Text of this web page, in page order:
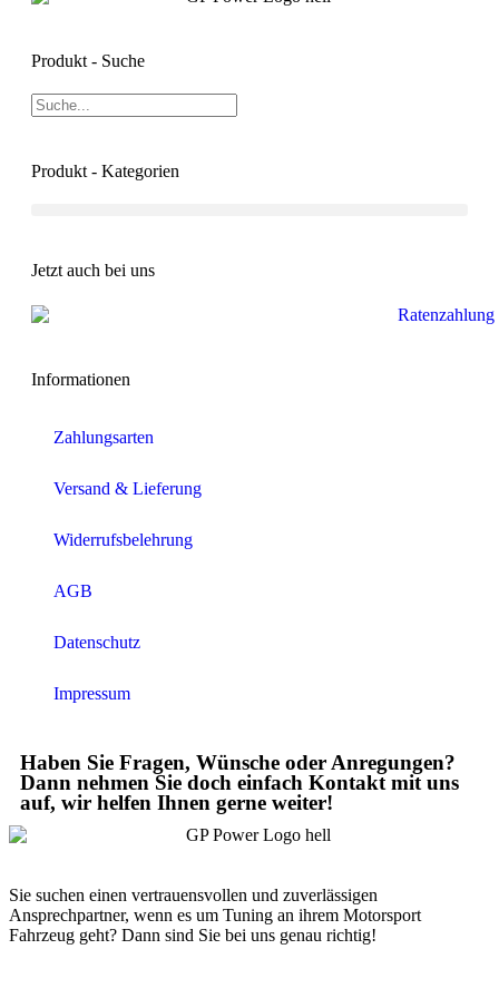
Produkt - Suche
Produkt - Kategorien
Jetzt auch bei uns
Informationen
Zahlungsarten
Versand & Lieferung
Widerrufsbelehrung
AGB
Datenschutz
Impressum
Haben Sie Fragen, Wünsche oder Anregungen?
Dann nehmen Sie doch einfach Kontakt mit uns
auf, wir helfen Ihnen gerne weiter!
Sie suchen einen vertrauensvollen und zuverlässigen
Ansprechpartner, wenn es um Tuning an ihrem Motorsport
Fahrzeug geht? Dann sind Sie bei uns genau richtig!